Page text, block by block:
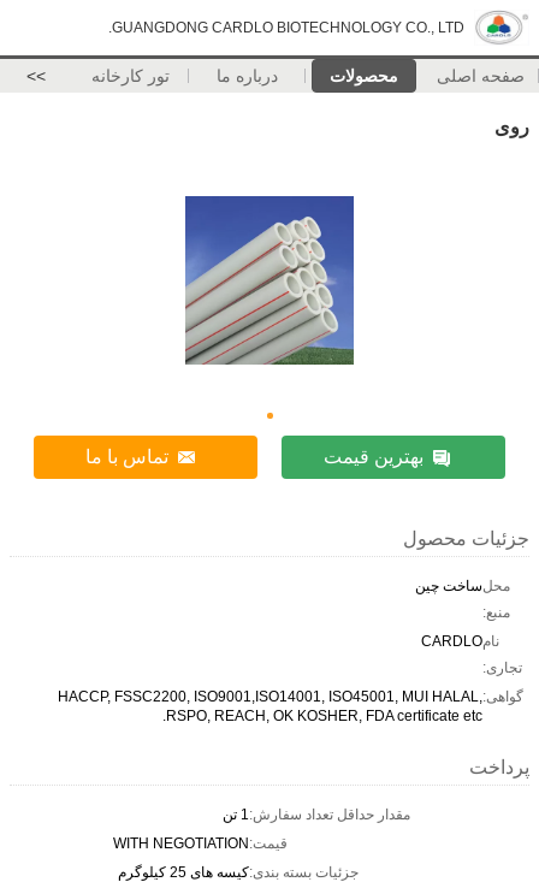
GUANGDONG CARDLO BIOTECHNOLOGY CO., LTD.
صفحه اصلی محصولات درباره ما تور کارخانه >>
روی
بهترین قیمت تماس با ما
جزئیات محصول
محل
منبع:
ساخت چین
نام
تجاری:
CARDLO
گواهی:HACCP, FSSC2200, ISO9001,ISO14001, ISO45001, MUI HALAL,
RSPO, REACH, OK KOSHER, FDA certificate etc.
پرداخت
مقدار حداقل تعداد سفارش:1 تن
قیمت:WITH NEGOTIATION
جزئیات بسته بندی:کیسه های 25 کیلوگرم